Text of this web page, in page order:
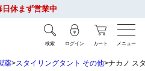
日休まず営業中
検索 ログイン カート メニュー
薬 スタイリングタント その他 ナカノ ス